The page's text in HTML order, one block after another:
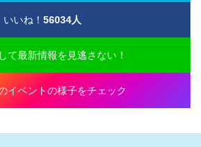
いいね！ 56034人
て最新情報を見逃さない！
イベントの様子をチェック